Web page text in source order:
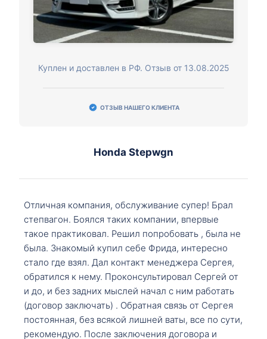
Куплен и доставлен в РФ. Отзыв от 13.08.2025
ОТЗЫВ НАШЕГО КЛИЕНТА
Honda Stepwgn
Отличная компания, обслуживание супер! Брал
степвагон. Боялся таких компании, впервые
такое практиковал. Решил попробовать , была не
была. Знакомый купил себе Фрида, интересно
стало где взял. Дал контакт менеджера Сергея,
обратился к нему. Проконсультировал Сергей от
и до, и без задних мыслей начал с ним работать
(договор заключать) . Обратная связь от Сергея
постоянная, без всякой лишней ваты, все по сути,
рекомендую. После заключения договора и